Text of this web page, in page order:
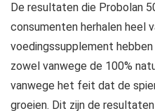
De resultaten die Probolan
consumenten herhalen heel
voedingssupplement
zowel vanwege de 100%
vanwege het feit dat de
groeien. Dit zijn de